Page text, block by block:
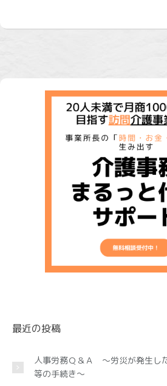
最近の投稿
人事労務Ｑ＆Ａ ～労災が発生し
等の手続き～